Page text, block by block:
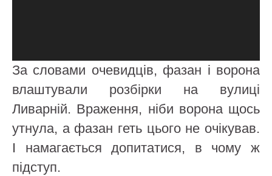
За словами очевидців, фазан і ворона
влаштували розбірки на вулиці
Ливарній. Враження, ніби ворона щось
утнула, а фазан геть цього не очікував.
І намагається допитатися, в чому ж
підступ.